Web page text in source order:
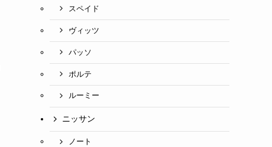
スペイド
ヴィッツ
パッソ
ポルテ
ルーミー
ニッサン
ノート